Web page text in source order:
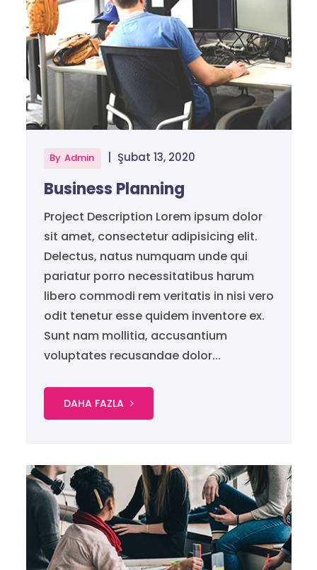
By Admin | Şubat 13, 2020
Business Planning
Project Description Lorem ipsum dolor
sit amet, consectetur adipisicing elit.
Delectus, natus numquam unde qui
pariatur porro necessitatibus harum
libero commodi rem veritatis in nisi vero
odit tenetur esse quidem inventore ex.
Sunt nam mollitia, accusantium
voluptates recusandae dolor...
DAHA FAZLA